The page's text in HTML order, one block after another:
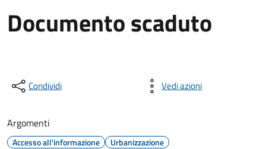
Documento scaduto
Condividi Vedi azioni
Argomenti
Accesso all'informazione Urbanizzazione